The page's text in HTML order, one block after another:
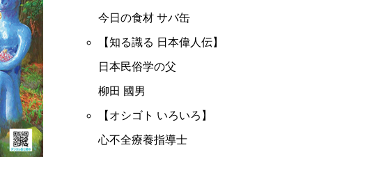
今日の食材 サバ缶
【知る識る 日本偉人伝】
日本民俗学の父
柳田 國男
【オシゴト いろいろ】
心不全療養指導士